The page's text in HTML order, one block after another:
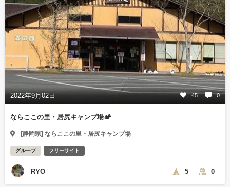
2022年9月02日 45 0
ならここの里・居尻キャンプ場🏕
[静岡県] ならここの里・居尻キャンプ場
グループ フリーサイト
RYO 5 0